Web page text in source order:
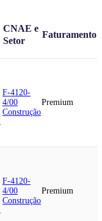
CNAE e
Setor
Faturamento
F-4120-
4/00
Construção
Premium
F-4120-
4/00
Construção
Premium